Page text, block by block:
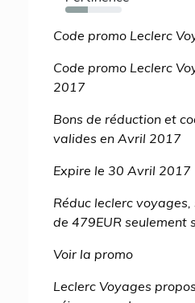
40%
Code promo Leclerc
Code promo Leclerc
2017
Bons de réduction et
valides en Avril 2017
Expire le 30 Avril 2017
Réduc leclerc
de 479EUR seulement
Voir la promo
Leclerc Voyages